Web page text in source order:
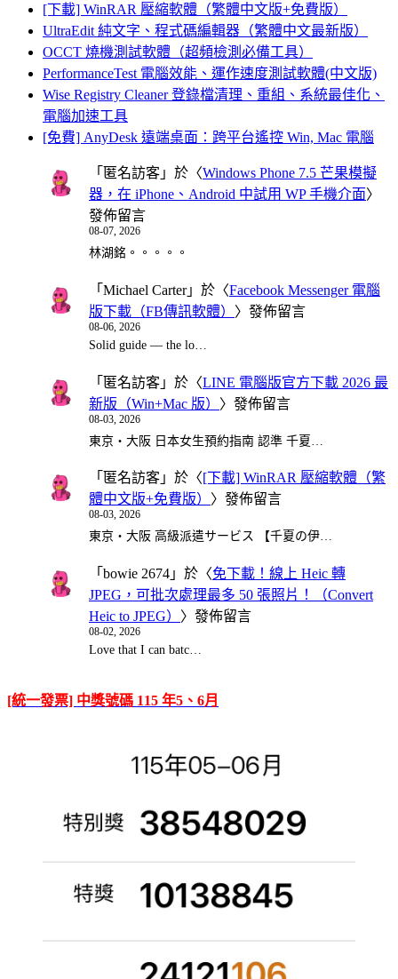
[下載] WinRAR 壓縮軟體（繁體中文版+免費版）
UltraEdit 純文字、程式碼編輯器（繁體中文最新版）
OCCT 燒機測試軟體（超頻檢測必備工具）
PerformanceTest 電腦效能、運作速度測試軟體(中文版)
Wise Registry Cleaner 登錄檔清理、重組、系統最佳化、
電腦加速工具
[免費] AnyDesk 遠端桌面：跨平台遙控 Win, Mac 電腦
「 匿名訪客 」於〈Windows Phone 7.5 芒果模擬
器，在 iPhone、Android 中試用 WP 手機介面〉
發佈留言
08-07, 2026
林湖銘。。。。。
「 Michael Carter」於〈Facebook Messenger 電腦
版下載（FB傳訊軟體） 〉發佈留言
08-06, 2026
Solid guide — the lo…
「 匿名訪客 」於〈LINE 電腦版官方下載 2026 最
新版（Win+Mac 版） 〉發佈留言
08-03, 2026
東京・大阪 日本女生預約指南 認準 千夏…
「 匿名訪客 」於〈[下載] WinRAR 壓縮軟體（繁
體中文版+免費版） 〉發佈留言
08-03, 2026
東京・大阪 高級派遣サービス 【千夏の伊…
「 bowie 2674 」於〈免下載！線上 Heic 轉
JPEG，可批次處理最多 50 張照片！（Convert
Heic to JPEG） 〉發佈留言
08-02, 2026
Love that I can batc…
[統一發票] 中獎號碼 115 年5、6月